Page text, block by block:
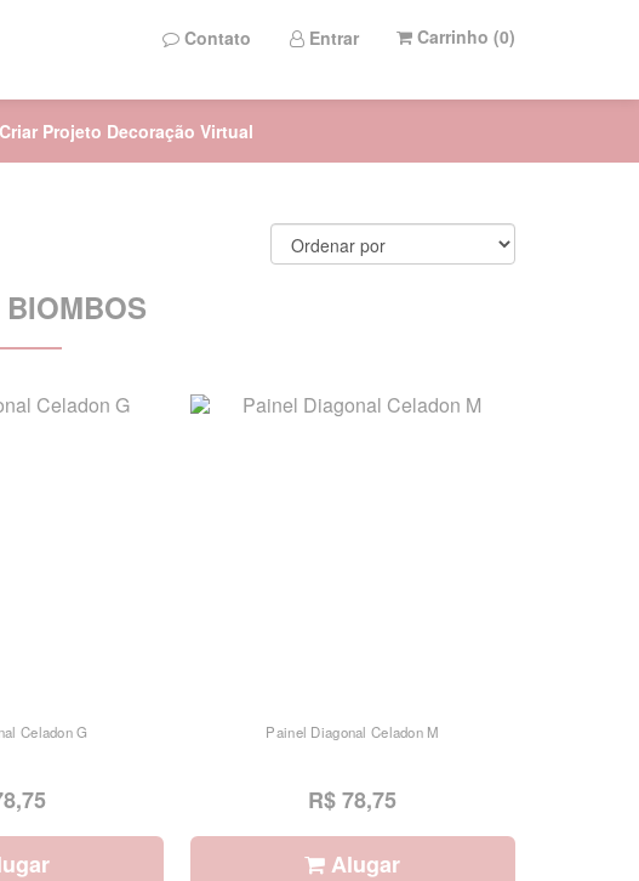
Contato Entrar Carrinho (0)
Criar Projeto Decoração Virtual
Celadon G Painel Diagonal Celadon M
R$ 78,75
Alugar